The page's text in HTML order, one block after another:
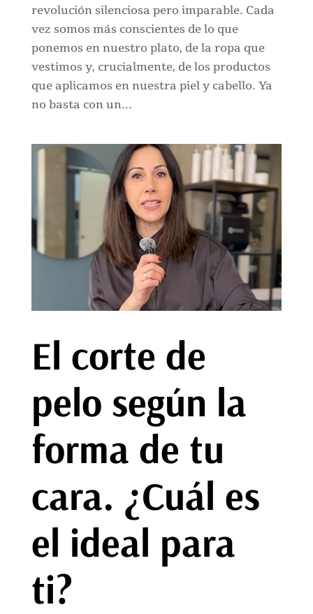
revolución silenciosa pero imparable. Cada
vez somos más conscientes de lo que
ponemos en nuestro plato, de la ropa que
vestimos y, crucialmente, de los productos
que aplicamos en nuestra piel y cabello. Ya
no basta con un...
El corte de
pelo según la
forma de tu
cara. ¿Cuál es
el ideal para
ti?